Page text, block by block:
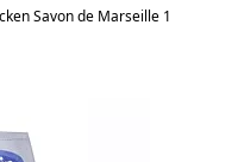
Savon de Marseille 1